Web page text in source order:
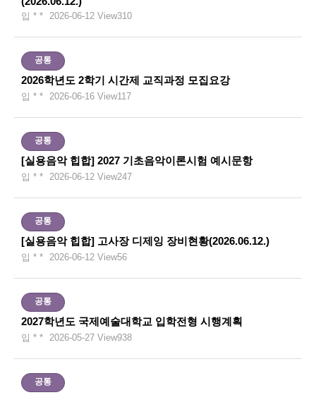
입 * * 2026-06-12 View310
공통
2026학년도 2학기 시간제 교직과정 모집요강
입 * * 2026-06-16 View117
공통
[실용음악 힙합] 2027 기초음악이론시험 예시문항
입 * * 2026-06-12 View247
공통
[실용음악 힙합] 고사장 디제잉 장비현황(2026.06.12.)
입 * * 2026-06-12 View56
공통
2027학년도 국제예술대학교 입학전형 시행계획
입 * * 2026-05-27 View938
공통